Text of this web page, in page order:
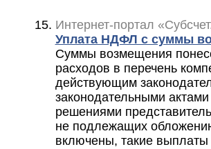
Интернет-портал
Уплата НДФЛ с суммы
Суммы возмещения
расходов в перечень
действующим
законодательными
решениями
не подлежащих
включены, такие